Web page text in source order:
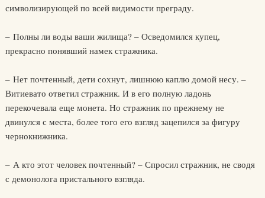
символизирующей по всей видимости преграду.
– Полны ли воды ваши жилища? – Осведомился купец,
прекрасно понявший намек стражника.
– Нет почтенный, дети сохнут, лишнюю каплю домой несу. –
Витиевато ответил стражник. И в его полную ладонь
перекочевала еще монета. Но стражник по прежнему не
двинулся с места, более того его взгляд зацепился за фигуру
чернокнижника.
– А кто этот человек почтенный? – Спросил стражник, не сводя
с демонолога пристального взгляда.